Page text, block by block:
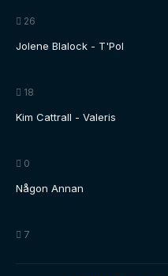
26
Jolene Blalock - T'Pol
18
Kim Cattrall - Valeris
0
Någon Annan
7